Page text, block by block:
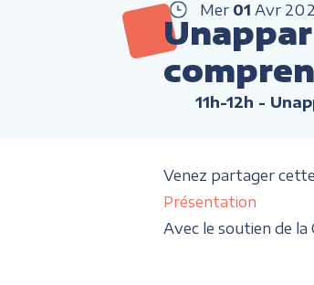
Mer 01 Avr
11h-12h -
Venez partager
Présentation
Avec le soutien de